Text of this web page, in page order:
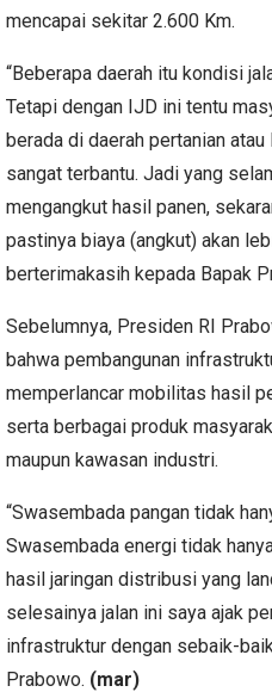
mencapai sekitar 2.600 Km.
“Beberapa daerah itu kondisi
Tetapi dengan IJD ini tentu
berada di daerah pertanian
sangat terbantu. Jadi yang
mengangkut hasil panen,
pastinya biaya (angkut) akan
berterimakasih kepada Bapak
Sebelumnya, Presiden RI
bahwa pembangunan
memperlancar mobilitas hasil
serta berbagai produk
maupun kawasan industri.
“Swasembada pangan tidak
Swasembada energi tidak
hasil jaringan distribusi yang
selesainya jalan ini saya ajak
infrastruktur dengan sebaik-
Prabowo. (mar)